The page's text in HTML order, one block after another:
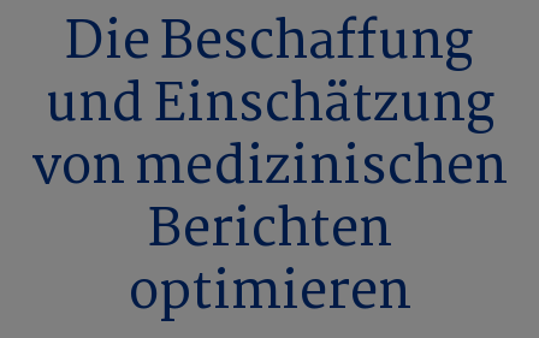
Die Beschaffung
und Einschätzung
von medizinischen
Berichten
optimieren